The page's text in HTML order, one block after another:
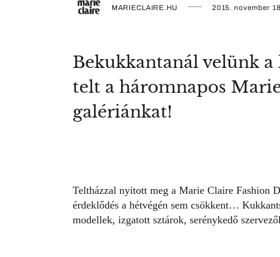
MARIECLAIRE.HU 2015. november
Bekukkantanál velünk
telt a háromnapos
galériánkat!
Teltházzal nyitott meg a Marie Claire Fashion
érdeklődés a hétvégén sem csökkent…
modellek, izgatott sztárok, serénykedő